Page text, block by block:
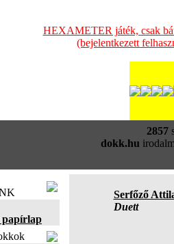
HEXAMETER játék, csak
(bejelentkezett
2857
dokk.hu
papírlap
Serfőző
Duett